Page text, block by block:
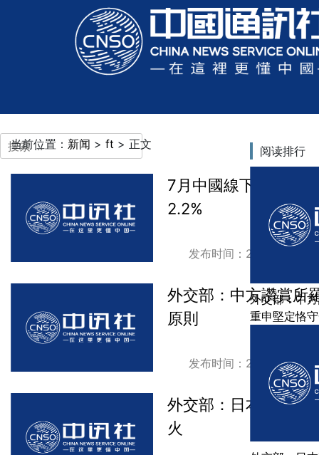
当前位置： 新闻 > ft > 正文
7月中國線下消費持
2.2%
发布时间：2026-08-08
外交部：中方讚賞所
原則
发布时间：2026-08-08
外交部：日本執政當
火
阅读排行
外交部：中
重申堅定恪